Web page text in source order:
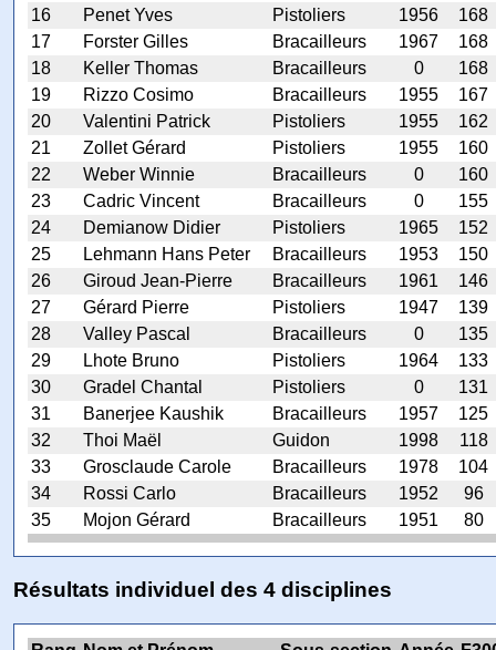
16
Penet Yves Pistoliers 1956
168
17
Forster Gilles Bracailleurs 1967
168
18
Keller Thomas Bracailleurs 0
168
19
Rizzo Cosimo Bracailleurs 1955
167
20
Valentini Patrick Pistoliers 1955
162
21
Zollet Gérard Pistoliers 1955
160
22
Weber Winnie Bracailleurs 0
160
23
Cadric Vincent Bracailleurs 0
155
24
Demianow Didier Pistoliers 1965
152
25
Lehmann Hans Peter Bracailleurs 1953
150
26
Giroud Jean-Pierre Bracailleurs 1961
146
27
Gérard Pierre Pistoliers 1947
139
28
Valley Pascal Bracailleurs 0
135
29
Lhote Bruno Pistoliers 1964
133
30
Gradel Chantal Pistoliers 0
131
31
Banerjee Kaushik Bracailleurs 1957
125
32
Thoi Maël Guidon 1998
118
33
Grosclaude Carole Bracailleurs 1978
104
34
Rossi Carlo Bracailleurs 1952
96
35
Mojon Gérard Bracailleurs 1951 80
Résultats individuel des 4 disciplines